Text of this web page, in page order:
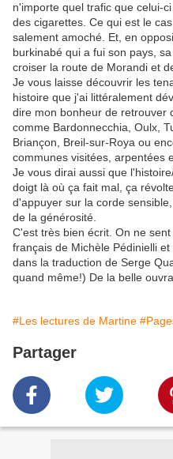
n'importe quel trafic que celui-
des cigarettes. Ce qui est le
salement amoché. Et, en
burkinabé qui a fui son pays,
croiser la route de Morandi et
Je vous laisse découvrir les
histoire que j'ai littéralement
dire mon bonheur de retrouver
comme Bardonnecchia, Oulx,
Briançon, Breil-sur-Roya ou
communes visitées, arpentées
Je vous dirai aussi que
doigt là où ça fait mal, ça
d'appuyer sur la corde
de la générosité.
C'est très bien écrit. On ne
français de Michèle Pédinielli
dans la traduction de Serge
quand même!) De la belle
#Les lectures de Martine
Partager